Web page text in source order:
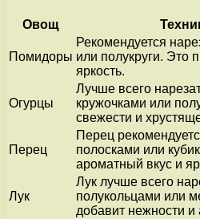
Овощ
Помидоры
Рекомендуется
или полукруги. Это
яркость.
Огурцы
Лучше всего
кружочками или
свежести и
Перец
Перец
полосками или
ароматный вкус и
Лук
Лук лучше всего
полукольцами или
добавит нежности и